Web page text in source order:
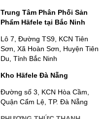
Trung Tâm Phân Phối Sản
Phẩm Häfele tại Bắc Ninh
Lô 7, Đường TS9, KCN Tiên
Sơn, Xã Hoàn Sơn, Huyện Tiên
Du, Tỉnh Bắc Ninh
Kho Häfele Đà Nẵng
Đường số 3, KCN Hòa Cầm,
Quận Cẩm Lệ, TP. Đà Nẵng